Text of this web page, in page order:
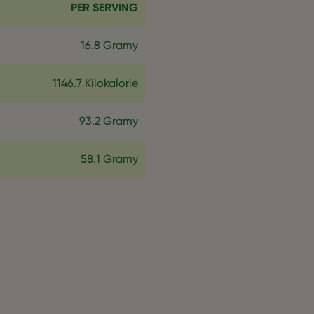
PER SERVING
16.8 Gramy
1146.7 Kilokalorie
93.2 Gramy
58.1 Gramy